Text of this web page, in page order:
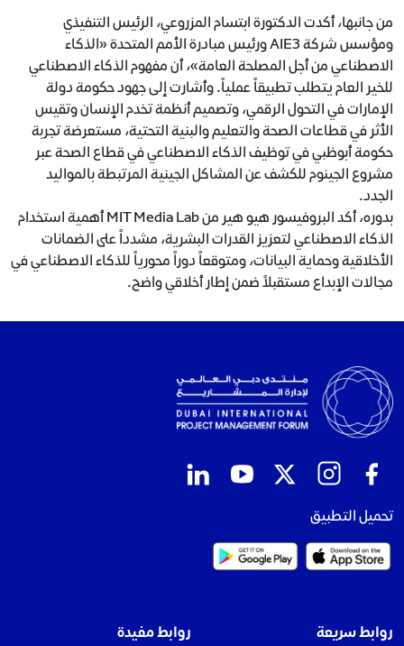
من جانبها، أكدت الدكتورة ابتسام المزروعي، الرئيس التنفيذي
ومؤسس شركة AIE3 ورئيس مبادرة الأمم المتحدة «الذكاء
الاصطناعي من أجل المصلحة العامة»، أن مفهوم الذكاء الاصطناعي
للخير العام يتطلب تطبيقاً عملياً. وأشارت إلى جهود حكومة دولة
الإمارات في التحول الرقمي، وتصميم أنظمة تخدم الإنسان وتقيس
الأثر في قطاعات الصحة والتعليم والبنية التحتية، مستعرضة تجربة
حكومة أبوظبي في توظيف الذكاء الاصطناعي في قطاع الصحة عبر
مشروع الجينوم للكشف عن المشاكل الجينية المرتبطة بالمواليد
الجدد.
بدوره، أكد البروفيسور هيو هير من MIT Media Lab أهمية استخدام
الذكاء الاصطناعي لتعزيز القدرات البشرية، مشدداً على الضمانات
الأخلاقية وحماية البيانات، ومتوقعاً دوراً محورياً للذكاء الاصطناعي في
مجالات الإبداع مستقبلاً ضمن إطار أخلاقي واضح.
تحميل التطبيق
روابط سريعة روابط مفيدة